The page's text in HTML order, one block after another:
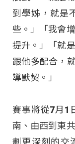
到學姊，就是
些。」「我會
提升。」「就
跟他多配合，
導默契。」
賽事將從7月1
南、由西到東
劃更深刻的交